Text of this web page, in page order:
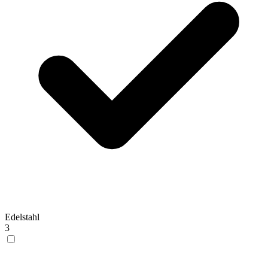
Edelstahl
3